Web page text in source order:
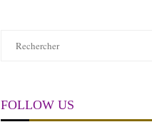
FOLLOW US